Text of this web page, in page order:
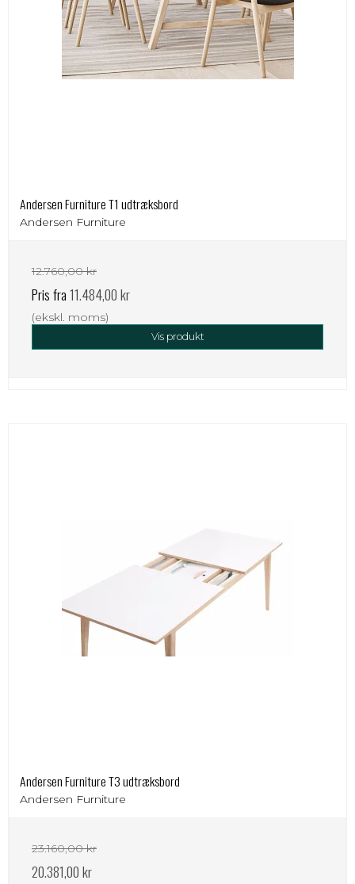
Andersen Furniture T1 udtræksbord
Andersen Furniture
12.760,00 kr
Pris fra11.484,00 kr
(ekskl. moms)
Vis produkt
Andersen Furniture T3 udtræksbord
Andersen Furniture
23.160,00 kr
20.381,00 kr